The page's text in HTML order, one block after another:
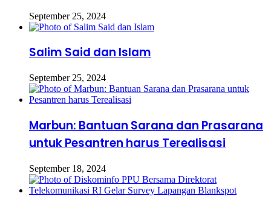
September 25, 2024
Salim Said dan Islam
September 25, 2024
Marbun: Bantuan Sarana dan Prasarana
untuk Pesantren harus Terealisasi
September 18, 2024